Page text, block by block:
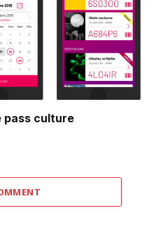
pass culture